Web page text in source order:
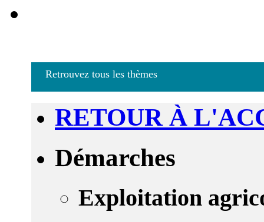
Retrouvez tous les thèmes
RETOUR À
Démarches
Exploitation